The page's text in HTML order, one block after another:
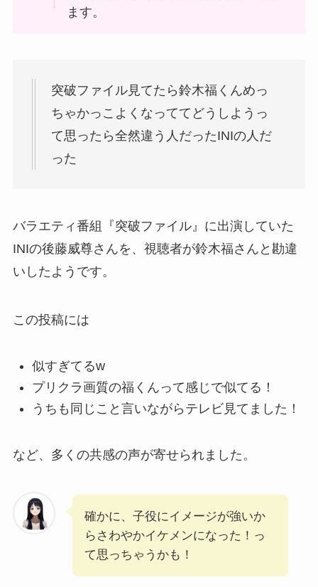
ます。
突破ファイル見てたら鈴木福くんめっ
ちゃかっこよくなっててどうしようっ
て思ったら全然違う人だったINIの人だ
った
バラエティ番組『突破ファイル』に出演していた
INIの後藤威尊さんを、視聴者が鈴木福さんと勘違
いしたようです。
この投稿には
似すぎてるw
プリクラ画質の福くんって感じで似てる！
うちも同じこと言いながらテレビ見てました！
など、多くの共感の声が寄せられました。
確かに、子役にイメージが強いか
らさわやかイケメンになった！っ
て思っちゃうかも！